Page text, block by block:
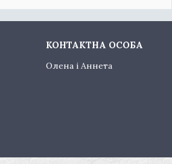
Олена і Аннета